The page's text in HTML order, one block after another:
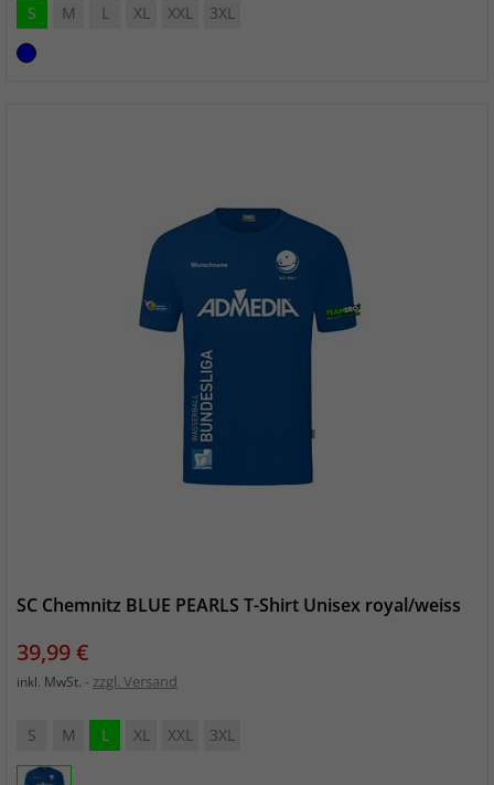
S M L XL XXL 3XL
royal
SC Chemnitz BLUE PEARLS T-Shirt Unisex royal/weiss
Preis
39,99 €
inkl. MwSt. zzgl. Versand
S M L XL XXL 3XL